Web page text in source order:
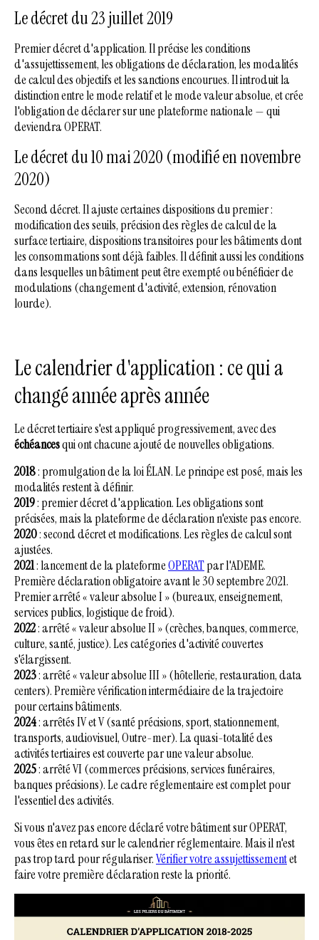
Le décret du 23 juillet 2019
Premier décret d'application. Il précise les conditions
d'assujettissement, les obligations de déclaration, les modalités
de calcul des objectifs et les sanctions encourues. Il introduit la
distinction entre le mode relatif et le mode valeur absolue, et crée
l'obligation de déclarer sur une plateforme nationale — qui
deviendra OPERAT.
Le décret du 10 mai 2020 (modifié en novembre
2020)
Second décret. Il ajuste certaines dispositions du premier :
modification des seuils, précision des règles de calcul de la
surface tertiaire, dispositions transitoires pour les bâtiments dont
les consommations sont déjà faibles. Il définit aussi les conditions
dans lesquelles un bâtiment peut être exempté ou bénéficier de
modulations (changement d'activité, extension, rénovation
lourde).
Le calendrier d'application : ce qui a
changé année après année
Le décret tertiaire s'est appliqué progressivement, avec des
échéancesqui ont chacune ajouté de nouvelles obligations.
2018: promulgation de la loi ÉLAN. Le principe est posé, mais les
modalités restent à définir.
2019: premier décret d'application. Les obligations sont
précisées, mais la plateforme de déclaration n'existe pas encore.
2020: second décret et modifications. Les règles de calcul sont
ajustées.
2021: lancement de la plateformeOPERATpar l'ADEME.
Première déclaration obligatoire avant le 30 septembre 2021.
Premier arrêté « valeur absolue I » (bureaux, enseignement,
services publics, logistique de froid).
2022: arrêté « valeur absolue II » (crèches, banques, commerce,
culture, santé, justice). Les catégories d'activité couvertes
s'élargissent.
2023: arrêté « valeur absolue III » (hôtellerie, restauration, data
centers). Première vérification intermédiaire de la trajectoire
pour certains bâtiments.
2024: arrêtés IV et V (santé précisions, sport, stationnement,
transports, audiovisuel, Outre-mer). La quasi-totalité des
activités tertiaires est couverte par une valeur absolue.
2025: arrêté VI (commerces précisions, services funéraires,
banques précisions). Le cadre réglementaire est complet pour
l'essentiel des activités.
Si vous n'avez pas encore déclaré votre bâtiment sur OPERAT,
vous êtes en retard sur le calendrier réglementaire. Mais il n'est
pas trop tard pour régulariser.Vérifier votre assujettissementet
faire votre première déclaration reste la priorité.